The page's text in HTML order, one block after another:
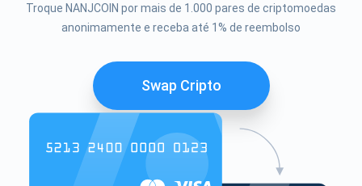
Troque NANJCOIN por mais de 1.000 pares de criptomoedas
anonimamente e receba até 1% de reembolso
Swap Cripto